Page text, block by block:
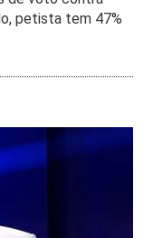
petista tem 47%